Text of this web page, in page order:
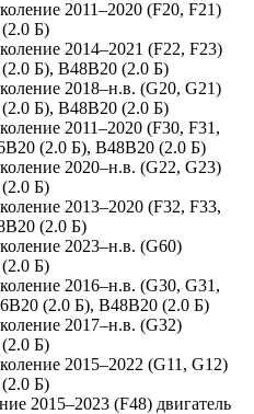
2011–2020 (F20, F21)
(2.0 Б)
2014–2021 (F22, F23)
(2.0 Б), B48B20 (2.0 Б)
2018–н.в. (G20, G21)
(2.0 Б), B48B20 (2.0 Б)
2011–2020 (F30, F31,
(2.0 Б), B48B20 (2.0 Б)
2020–н.в. (G22, G23)
(2.0 Б)
2013–2020 (F32, F33,
(2.0 Б)
2023–н.в. (G60)
(2.0 Б)
2016–н.в. (G30, G31,
(2.0 Б), B48B20 (2.0 Б)
2017–н.в. (G32)
(2.0 Б)
2015–2022 (G11, G12)
(2.0 Б)
2015–2023 (F48) двигатель